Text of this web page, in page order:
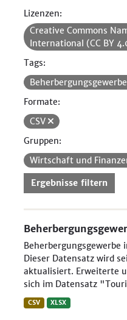
Lizenzen:
Creative Commons
International (CC BY
Tags:
Beherbergungsgewerbe
Formate:
CSV
Gruppen:
Wirtschaft und
Ergebnisse filtern
Dieser Datensatz wird
aktualisiert. Erweiterte
sich im Datensatz
CSV XLSX